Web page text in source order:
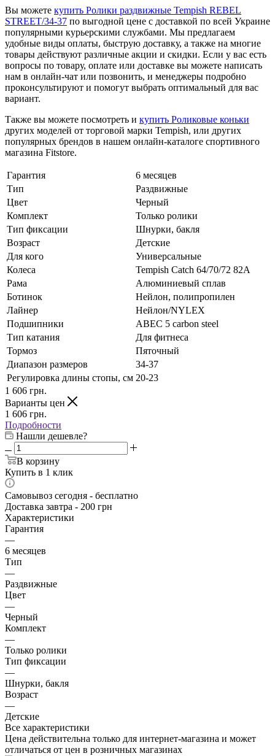
Вы можете купить Ролики раздвижные Tempish REBEL
STREET/34-37 по выгодной цене с доставкой по всей Украине
популярными курьерскими службами. Мы предлагаем
удобные виды оплаты, быструю доставку, а также на многие
товары действуют различные акции и скидки. Если у вас есть
вопросы по товару, оплате или доставке вы можете написать
нам в онлайн-чат или позвонить, и менеджеры подробно
проконсультируют и помогут выбрать оптимальный для вас
вариант.
Также вы можете посмотреть и купить Роликовые коньки
других моделей от торговой марки Tempish, или других
популярных брендов в нашем онлайн-каталоге спортивного
магазина Fitstore.
Гарантия
6 месяцев
Тип
Раздвижные
Цвет
Черный
Комплект
Только ролики
Тип фиксации
Шнурки, бакля
Возраст
Детские
Для кого
Универсальные
Колеса
Tempish Catch 64/70/72 82А
Рама
Алюминиевый сплав
Ботинок
Нейлон, полипропилен
Лайнер
Нейлон/NYLEX
Подшипники
АВЕС 5 carbon steel
Тип катания
Для фитнеса
Тормоз
Пяточный
Диапазон размеров
34-37
Регулировка длины стопы, см 20-23
1 606 грн.
Варианты цен
1 606 грн.
Подробности
Нашли дешевле?
В корзину
Купить в 1 клик
Самовывоз сегодня - бесплатно
Доставка завтра - 200 грн
Характеристики
Гарантия
—
6 месяцев
Тип
—
Раздвижные
Цвет
—
Черный
Комплект
—
Только ролики
Тип фиксации
—
Шнурки, бакля
Возраст
—
Детские
Все характеристики
Цена действительна только для интернет-магазина и может
отличаться от цен в розничных магазинах